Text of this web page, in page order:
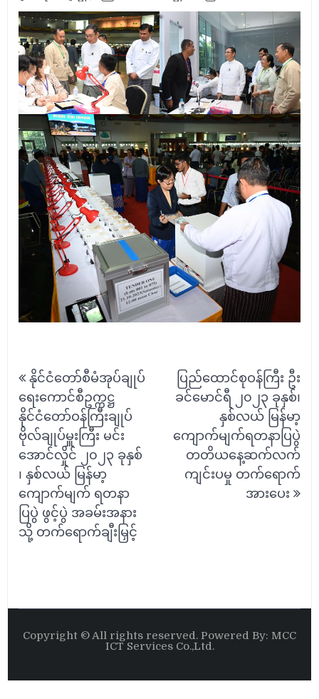
Post
navigation
နိုင်ငံတော်စီမံအုပ်ချုပ်
ရေးကောင်စီဥက္ကဋ္ဌ
နိုင်ငံတော်ဝန်ကြီးချုပ်
ဗိုလ်ချုပ်မှူးကြီး မင်း
အောင်လှိုင် ၂၀၂၃ ခုနှစ်
၊ နှစ်လယ် မြန်မာ့
ကျောက်မျက် ရတနာ
ပြပွဲ ဖွင့်ပွဲ အခမ်းအနား
သို့ တက်ရောက်ချီးမြှင့်
ပြည်ထောင်စုဝန်ကြီး ဦး
ခင်မောင်ရီ ၂၀၂၃ ခုနှစ်၊
နှစ်လယ် မြန်မာ့
ကျောက်မျက်ရတနာပြပွဲ
တတိယနေ့ဆက်လက်
ကျင်းပမှု တက်ရောက်
အားပေး
Copyright © All rights reserved. Powered By: MCC
ICT Services Co.,Ltd.